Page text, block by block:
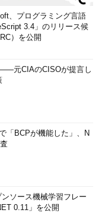
、プログラミング言語
3.4」のリリース候
）を公開
元CIAのCISOが提言し
「BCPが機能した」、N
ソース機械学習フレー
0.11」を公開